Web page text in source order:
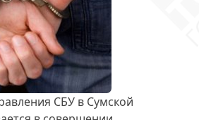
СБУ в Сумской